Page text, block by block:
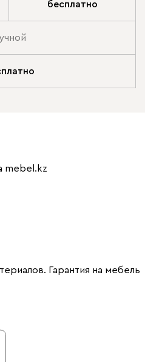
бесплатно
mebel.kz
Гарантия на мебель